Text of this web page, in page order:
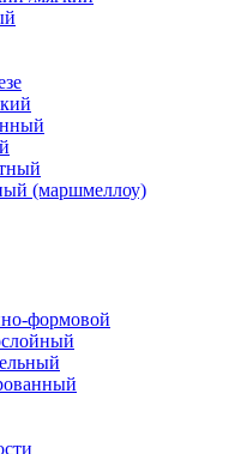
(маршмеллоу)
формовой